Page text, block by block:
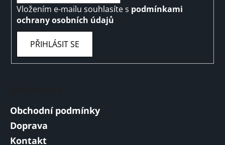
Vložením e-mailu souhlasíte s podmínkami
ochrany osobních údajů
PŘIHLÁSIT SE
Obchodní podmínky
Doprava
Kontakt